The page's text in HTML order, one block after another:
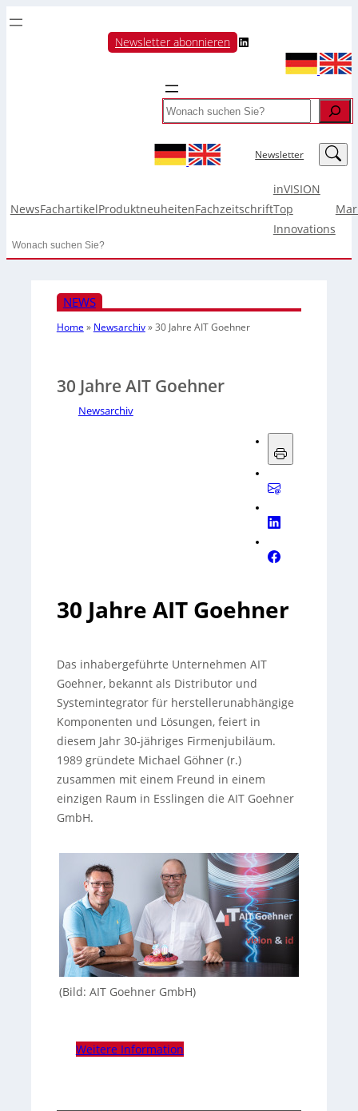
Newsletter abonnieren LinkedIn
Search
Newsletter LinkedIn
NewsFachartikelProduktneuheitenFachzeitschrift
inVISION
Top
Innovations
Search
NEWS
Home » Newsarchiv»30 Jahre AIT Goehner
30 Jahre AIT Goehner
Newsarchiv
30 Jahre AIT Goehner
Das inhabergeführte Unternehmen AIT
Goehner, bekannt als Distributor und
Systemintegrator für herstellerunabhängige
Komponenten und Lösungen, feiert in
diesem Jahr 30-jähriges Firmenjubiläum.
1989 gründete Michael Göhner (r.)
zusammen mit einem Freund in einem
einzigen Raum in Esslingen die AIT Goehner
GmbH.
(Bild: AIT Goehner GmbH)
Weitere Information